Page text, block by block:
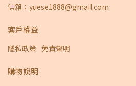
信箱：yuese1888@gmail.com
客戶權益
隱私政策 免責聲明
購物說明